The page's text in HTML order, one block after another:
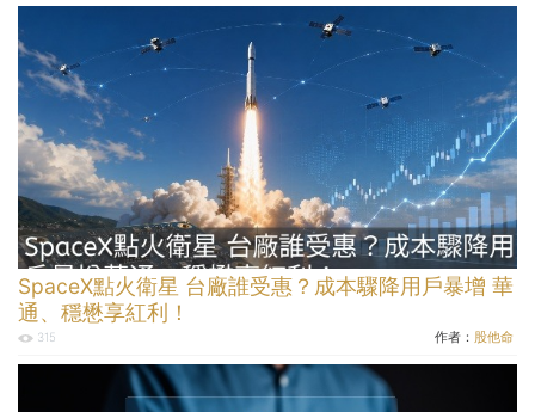
SpaceX點火衛星 台廠誰受惠？成本驟降用戶暴增 華
通、穩懋享紅利！
315 作者： 股他命